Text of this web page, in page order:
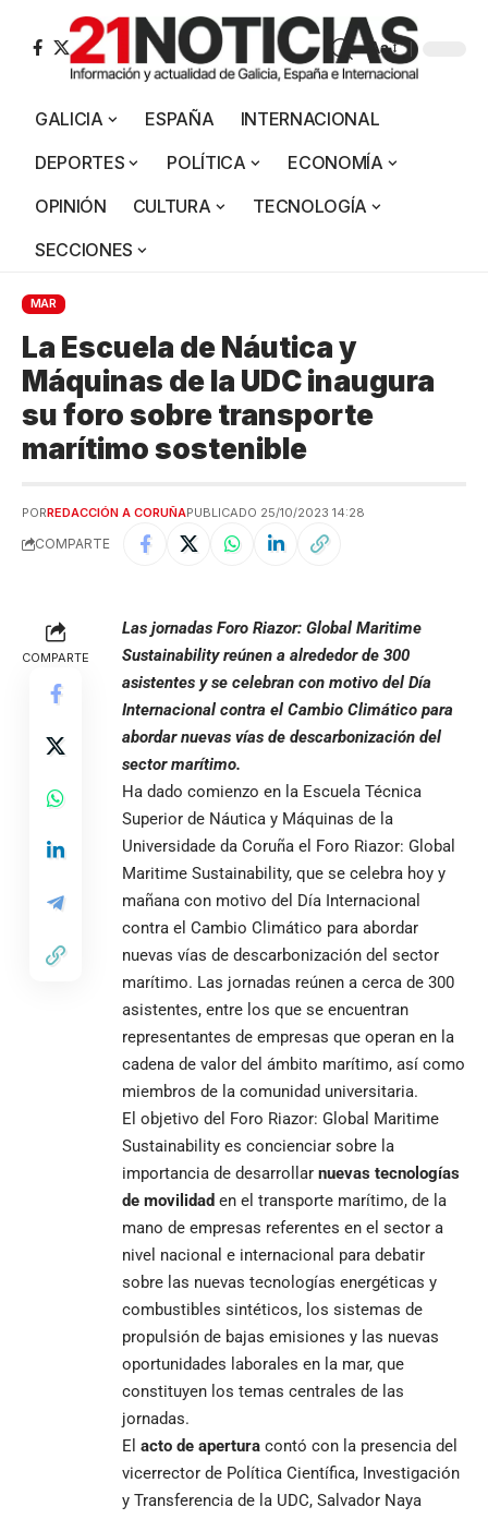
Aa
GALICIA ESPAÑA
INTERNACIONAL
DEPORTES
POLÍTICA
ECONOMÍA
OPINIÓN
CULTURA
TECNOLOGÍA
SECCIONES
MAR
La Escuela de Náutica y
Máquinas de la UDC inaugura
su foro sobre transporte
marítimo sostenible
PORREDACCIÓN A CORUÑAPUBLICADO 25/10/2023 14:28
COMPARTE
COMPARTE
Las jornadas Foro Riazor: Global Maritime
Sustainability reúnen a alrededor de 300
asistentes y se celebran con motivo del Día
Internacional contra el Cambio Climático para
abordar nuevas vías de descarbonización del
sector marítimo.
Ha dado comienzo en la Escuela Técnica
Superior de Náutica y Máquinas de la
Universidade da Coruña el Foro Riazor: Global
Maritime Sustainability, que se celebra hoy y
mañana con motivo del Día Internacional
contra el Cambio Climático para abordar
nuevas vías de descarbonización del sector
marítimo. Las jornadas reúnen a cerca de 300
asistentes, entre los que se encuentran
representantes de empresas que operan en la
cadena de valor del ámbito marítimo, así como
miembros de la comunidad universitaria.
El objetivo del Foro Riazor: Global Maritime
Sustainability es concienciar sobre la
importancia de desarrollar nuevas tecnologías
de movilidad en el transporte marítimo, de la
mano de empresas referentes en el sector a
nivel nacional e internacional para debatir
sobre las nuevas tecnologías energéticas y
combustibles sintéticos, los sistemas de
propulsión de bajas emisiones y las nuevas
oportunidades laborales en la mar, que
constituyen los temas centrales de las
jornadas.
El acto de apertura contó con la presencia del
vicerrector de Política Científica, Investigación
y Transferencia de la UDC, Salvador Naya